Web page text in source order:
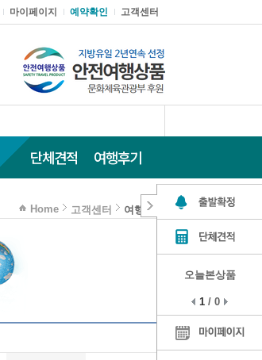
마이페이지 예약확인 고객센터
단체견적 여행후기
Home 고객센터 여행후기
오늘본상품
1 / 0